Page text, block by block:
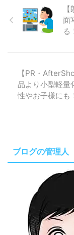
面
る
【PR・
品より小型軽量
性やお子様にも
ブログの管理人